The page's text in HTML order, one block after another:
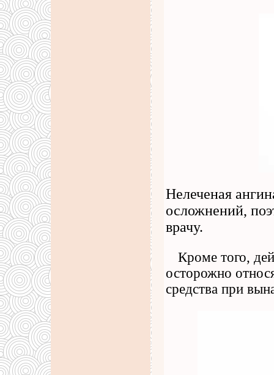
Нелеченая
осложнений,
врачу.
Кроме того,
осторожно
средства при